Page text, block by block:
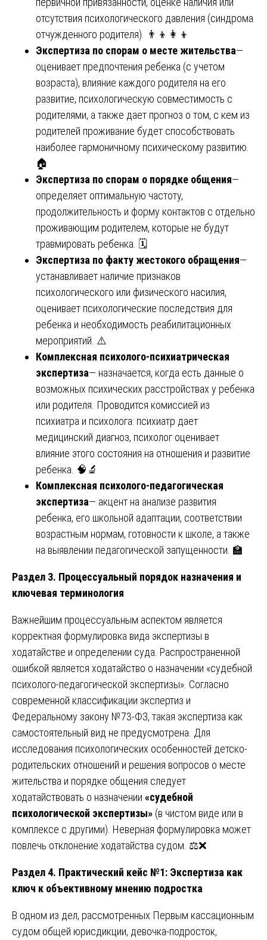
отсутствия психологического давления (синдрома
отчужденного родителя). 👨‍👦👩‍👦
Экспертиза по спорам о месте жительства—
оценивает предпочтения ребенка (с учетом
возраста), влияние каждого родителя на его
развитие, психологическую совместимость с
родителями, а также дает прогноз о том, с кем из
родителей проживание будет способствовать
наиболее гармоничному психическому развитию.
🏠
Экспертиза по спорам о порядке общения—
определяет оптимальную частоту,
продолжительность и форму контактов с отдельно
проживающим родителем, которые не будут
травмировать ребенка. 🗓️
Экспертиза по факту жестокого обращения—
устанавливает наличие признаков
психологического или физического насилия,
оценивает психологические последствия для
ребенка и необходимость реабилитационных
мероприятий. ⚠️
Комплексная психолого-психиатрическая
экспертиза— назначается, когда есть данные о
возможных психических расстройствах у ребенка
или родителя. Проводится комиссией из
психиатра и психолога: психиатр дает
медицинский диагноз, психолог оценивает
влияние этого состояния на отношения и развитие
ребенка. 🧠🔬
Комплексная психолого-педагогическая
экспертиза— акцент на анализе развития
ребенка, его школьной адаптации, соответствии
возрастным нормам, готовности к школе, а также
на выявлении педагогической запущенности. 🏫
Раздел 3. Процессуальный порядок назначения и
ключевая терминология
Важнейшим процессуальным аспектом является
корректная формулировка вида экспертизы в
ходатайстве и определении суда. Распространенной
ошибкой является ходатайство о назначении «судебной
психолого-педагогической экспертизы». Согласно
современной классификации экспертиз и
Федеральному закону №73-ФЗ, такая экспертиза как
самостоятельный вид не предусмотрена. Для
исследования психологических особенностей детско-
родительских отношений и решения вопросов о месте
жительства и порядке общения следует
ходатайствовать о назначении «судебной
психологической экспертизы» (в чистом виде или в
комплексе с другими). Неверная формулировка может
повлечь отклонение ходатайства судом. ⚖️❌
Раздел 4. Практический кейс №1: Экспертиза как
ключ к объективному мнению подростка
В одном из дел, рассмотренных Первым кассационным
судом общей юрисдикции, девочка-подросток,